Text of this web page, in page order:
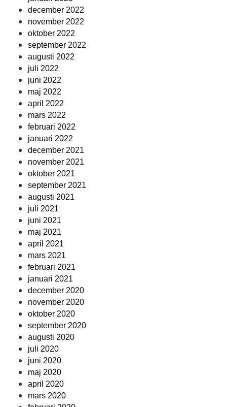
december 2022
november 2022
oktober 2022
september 2022
augusti 2022
juli 2022
juni 2022
maj 2022
april 2022
mars 2022
februari 2022
januari 2022
december 2021
november 2021
oktober 2021
september 2021
augusti 2021
juli 2021
juni 2021
maj 2021
april 2021
mars 2021
februari 2021
januari 2021
december 2020
november 2020
oktober 2020
september 2020
augusti 2020
juli 2020
juni 2020
maj 2020
april 2020
mars 2020